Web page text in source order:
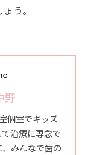
う。
野
個室でキッズ
治療に専念で
みんなで歯の